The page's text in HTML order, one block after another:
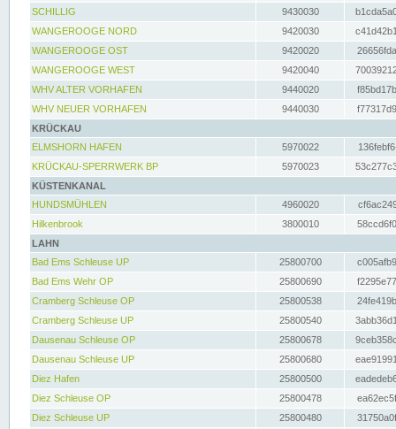
SCHILLIG
9430030
WANGEROOGE NORD
9420030
WANGEROOGE OST
9420020
WANGEROOGE WEST
9420040
WHV ALTER VORHAFEN
9440020
WHV NEUER VORHAFEN
9440030
KRÜCKAU
ELMSHORN HAFEN
5970022
KRÜCKAU-SPERRWERK BP
5970023
KÜSTENKANAL
HUNDSMÜHLEN
4960020
Hilkenbrook
3800010
LAHN
Bad Ems Schleuse UP
25800700
Bad Ems Wehr OP
25800690
Cramberg Schleuse OP
25800538
Cramberg Schleuse UP
25800540
Dausenau Schleuse OP
25800678
Dausenau Schleuse UP
25800680
Diez Hafen
25800500
Diez Schleuse OP
25800478
Diez Schleuse UP
25800480